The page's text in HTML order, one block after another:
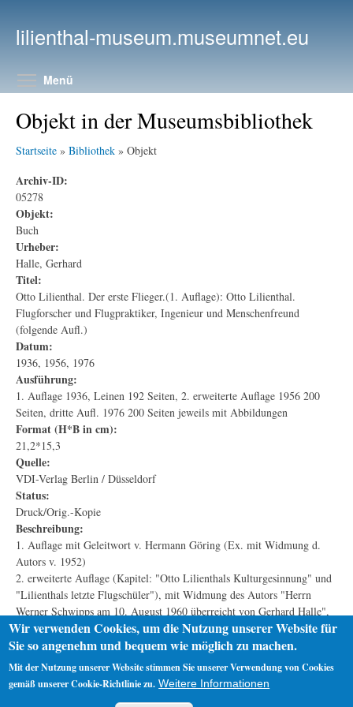
lilienthal-museum.museumnet.eu
Menü
Objekt in der Museumsbibliothek
Startseite » Bibliothek » Objekt
Archiv-ID:
05278
Objekt:
Buch
Urheber:
Halle, Gerhard
Titel:
Otto Lilienthal. Der erste Flieger.(1. Auflage): Otto Lilienthal.
Flugforscher und Flugpraktiker, Ingenieur und Menschenfreund
(folgende Aufl.)
Datum:
1936, 1956, 1976
Ausführung:
1. Auflage 1936, Leinen 192 Seiten, 2. erweiterte Auflage 1956 200
Seiten, dritte Aufl. 1976 200 Seiten jeweils mit Abbildungen
Format (H*B in cm):
21,2*15,3
Quelle:
VDI-Verlag Berlin / Düsseldorf
Status:
Druck/Orig.-Kopie
Beschreibung:
1. Auflage mit Geleitwort v. Hermann Göring (Ex. mit Widmung d.
Autors v. 1952)
2. erweiterte Auflage (Kapitel: "Otto Lilienthals Kulturgesinnung" und
"Lilienthals letzte Flugschüler"), mit Widmung des Autors "Herrn
Werner Schwipps am 10. August 1960 überreicht von Gerhard Halle",
weiteres mit Widmung Olga Halle-Lilienthal / A. S. Lilienthal
3. Auflage
Impressum
Wir verwenden Cookies, um die Nutzung unserer Website für
Sie so angenehm und bequem wie möglich zu machen.
Mit der Nutzung unserer Website stimmen Sie unserer Verwendung von Cookies
gemäß unserer Cookie-Richtlinie zu. Weitere Informationen